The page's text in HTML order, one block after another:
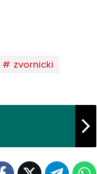
zvornicki